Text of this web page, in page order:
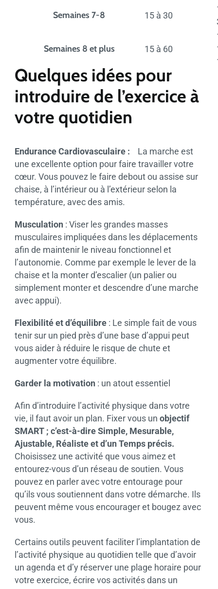
Semaines 7-8 15 à 30
Semaines 8 et plus 15 à 60
Quelques idées pour
introduire de l’exercice à
votre quotidien
Endurance Cardiovasculaire : La marche est
une excellente option pour faire travailler votre
cœur. Vous pouvez le faire debout ou assise sur
chaise, à l’intérieur ou à l’extérieur selon la
température, avec des amis.
Musculation : Viser les grandes masses
musculaires impliquées dans les déplacements
afin de maintenir le niveau fonctionnel et
l’autonomie. Comme par exemple le lever de la
chaise et la monter d’escalier (un palier ou
simplement monter et descendre d’une marche
avec appui).
Flexibilité et d’équilibre : Le simple fait de vous
tenir sur un pied près d’une base d’appui peut
vous aider à réduire le risque de chute et
augmenter votre équilibre.
Garder la motivation: un atout essentiel
Afin d’introduire l’activité physique dans votre
vie, il faut avoir un plan. Fixer vous un objectif
SMART ; c’est-à-dire Simple, Mesurable,
Ajustable, Réaliste et d’un Temps précis.
Choisissez une activité que vous aimez et
entourez-vous d’un réseau de soutien. Vous
pouvez en parler avec votre entourage pour
qu’ils vous soutiennent dans votre démarche. Ils
peuvent même vous encourager et bougez avec
vous.
Certains outils peuvent faciliter l’implantation de
l’activité physique au quotidien telle que d’avoir
un agenda et d’y réserver une plage horaire pour
votre exercice, écrire vos activités dans un